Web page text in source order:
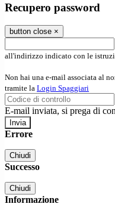
Recupero password
button close ×
all'indirizzo indicato con le
Non hai una e-mail associata al
tramite la Login Spaggiari
E-mail inviata, si prega di
Errore
Chiudi
Successo
Chiudi
Informazione